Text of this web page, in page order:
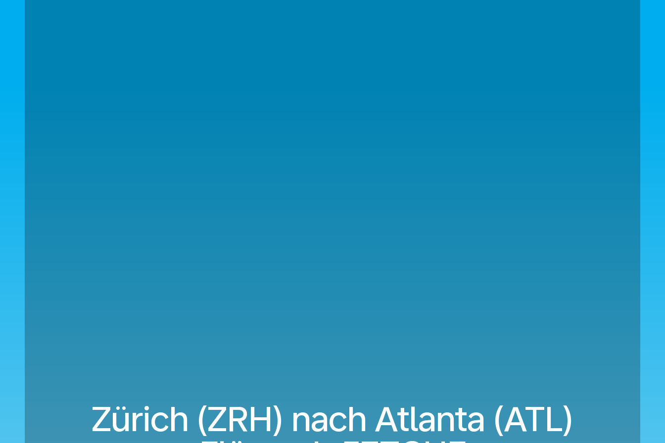
Zürich (ZRH) nach Atlanta (ATL)